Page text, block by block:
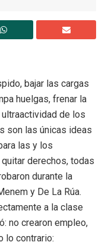
bajar las cargas
huelgas, frenar la
ultraactividad de los
son las únicas ideas
las y los
derechos, todas
durante la
y De La Rúa.
a la clase
no crearon empleo,
lo contrario: